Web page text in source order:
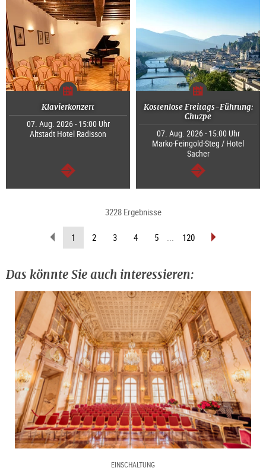
Klavierkonzert
07. Aug. 2026 - 15:00 Uhr
Altstadt Hotel Radisson
weiter
Kostenlose Freitags-Führung:
Chuzpe
07. Aug. 2026 - 15:00 Uhr
Marko-Feingold-Steg / Hotel
Sacher
weiter
3228 Ergebnisse
zurückblättern
1 (aktuelle
Seite)
2 3 4 5 ... 120 vorblättern
Das könnte Sie auch interessieren:
EINSCHALTUNG